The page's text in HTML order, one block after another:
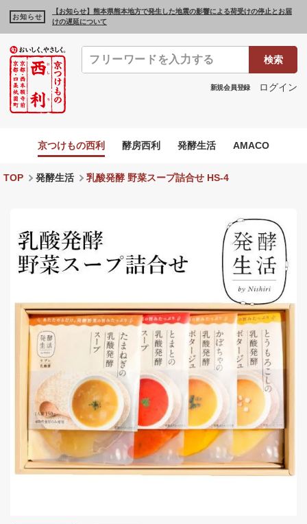
お知らせ
【お知らせ】熊本県熊本地方で発生した地震の影響による荷受けの停止とお届
けの遅延について
検索
新規会員登録 ログイン
京つけもの西利 酵房西利 発酵生活 AMACO
TOP 発酵生活 乳酸発酵 野菜スープ詰合せ HS-4